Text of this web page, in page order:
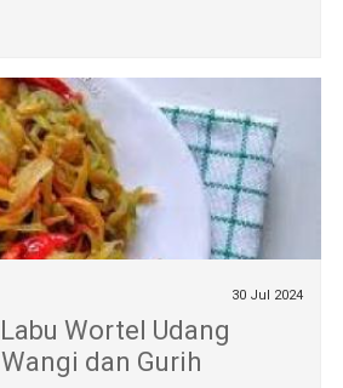
30 Jul 2024
Wortel Udang
dan Gurih